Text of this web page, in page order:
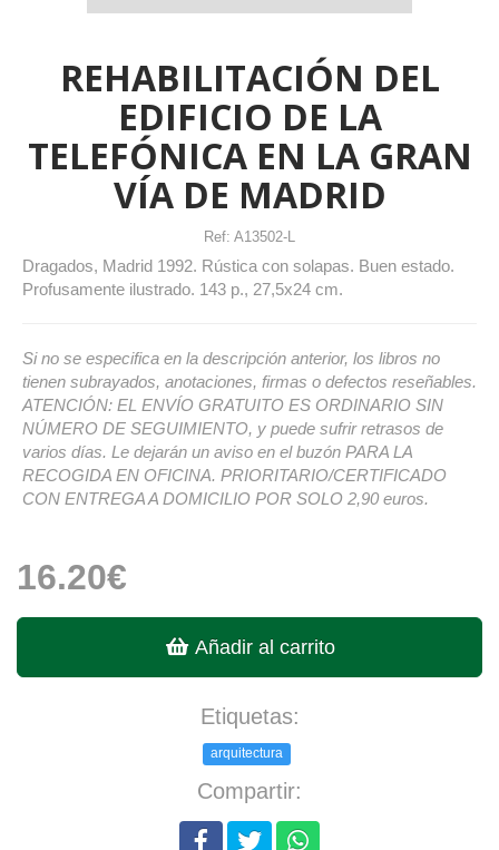
REHABILITACIÓN DEL
EDIFICIO DE LA
TELEFÓNICA EN LA GRAN
VÍA DE MADRID
Ref: A13502-L
Dragados, Madrid 1992. Rústica con solapas. Buen estado.
Profusamente ilustrado. 143 p., 27,5x24 cm.
Si no se especifica en la descripción anterior, los libros no
tienen subrayados, anotaciones, firmas o defectos reseñables.
ATENCIÓN: EL ENVÍO GRATUITO ES ORDINARIO SIN
NÚMERO DE SEGUIMIENTO, y puede sufrir retrasos de
varios días. Le dejarán un aviso en el buzón PARA LA
RECOGIDA EN OFICINA. PRIORITARIO/CERTIFICADO
CON ENTREGA A DOMICILIO POR SOLO 2,90 euros.
16.20€
Añadir al carrito
Etiquetas:
arquitectura
Compartir: